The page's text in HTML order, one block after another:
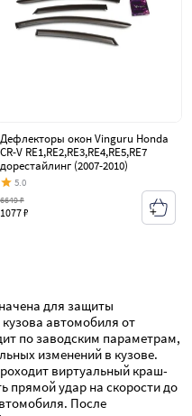
Дефлекторы окон Vinguru Honda
CR-V RE1,RE2,RE3,RE4,RE5,RE7
дорестайлинг (2007-2010)
5.0
1077 ₽
6649 ₽
для защиты
автомобиля от
по заводским параметрам,
изменений в кузове.
виртуальный краш-
прямой удар на скорости до
После